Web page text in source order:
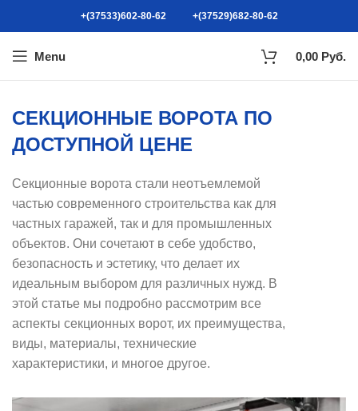
+(37533)602-80-62 +(37529)682-80-62
Menu 0,00 Руб.
СЕКЦИОННЫЕ ВОРОТА ПО
ДОСТУПНОЙ ЦЕНЕ
Секционные ворота стали неотъемлемой
частью современного строительства как для
частных гаражей, так и для промышленных
объектов. Они сочетают в себе удобство,
безопасность и эстетику, что делает их
идеальным выбором для различных нужд. В
этой статье мы подробно рассмотрим все
аспекты секционных ворот, их преимущества,
виды, материалы, технические
характеристики, и многое другое.